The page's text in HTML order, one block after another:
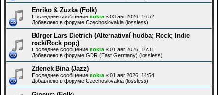
Enriko & Zuzka (Folk)
Последнее сообщение nokra « 03 авг 2026, 16:52
Добавлено в форуме Czechoslovakia (lossless)
Bürger Lars Dietrich (Alternativní hudba; Rock; Indie
rock/Rock pop;)
Последнее сообщение nokra « 01 авг 2026, 16:31
Добавлено в форуме GDR (East Germany) (lossless)
Zdenek Bina (Jazz)
Последнее сообщение nokra « 01 авг 2026, 14:54
Добавлено в форуме Czechoslovakia (lossless)